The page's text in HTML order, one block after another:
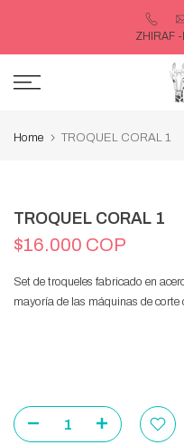
ZHIRAF -
Home TROQUEL CORAL 1
TROQUEL CORAL 1
$16.000 COP
Set de troqueles fabricado en
mayoría de las máquinas de